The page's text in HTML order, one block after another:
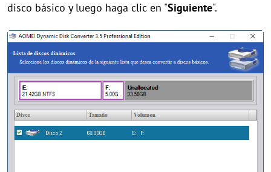
disco básico y luego haga clic en "Siguiente".